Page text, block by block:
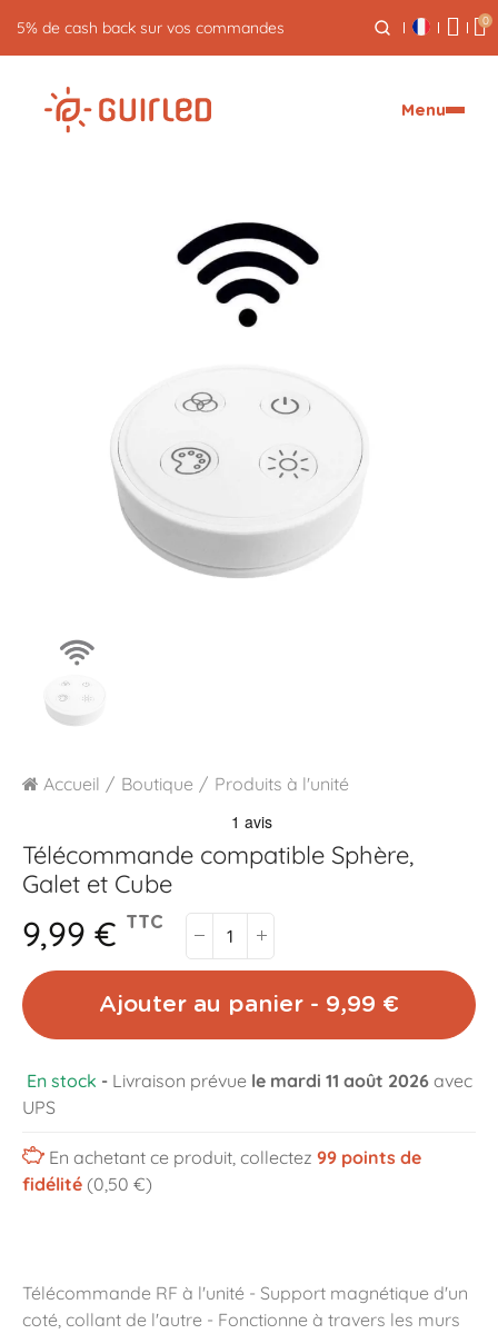
Retour gratuit pendant 30 jours 0
Menu
Accueil Boutique Produits à l'unité
Télécommande compatible Sphère,
Galet et Cube
9,99 € TTC
Ajouter au panier - 9,99 €
En stock - Livraison prévue le mardi 11 août 2026 avec
UPS
En achetant ce produit, collectez 99points de
fidélité (0,50 €)
Télécommande RF à l'unité - Support magnétique d'un
coté, collant de l'autre - Fonctionne à travers les murs